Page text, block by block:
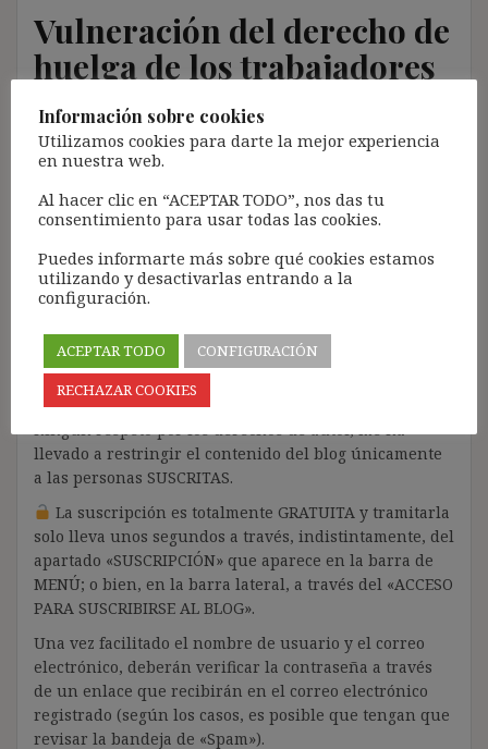
Vulneración del derecho de
huelga de los trabajadores
de la contratista por la
empresa principal
(Telefónica)
3 mayo, 2018 ibdehere Comentarios Jurisprudencia
Nota:
El propósito de este blog es compartir contenido de
La proliferación de empresas que utilizan la
Inteligencia Artificial Generativa (IAG) con ánimo de
lucro y que se apropian del contenido de terceros sin
llevado a restringir el contenido del blog únicamente
a las personas SUSCRITAS.
La suscripción es totalmente GRATUITA y tramitarla
solo lleva unos segundos a través, indistintamente, del
apartado «SUSCRIPCIÓN» que aparece en la barra de
MENÚ; o bien, en la barra lateral, a través del «ACCESO
PARA SUSCRIBIRSE AL BLOG».
Una vez facilitado el nombre de usuario y el correo
electrónico, deberán verificar la contraseña a través
de un enlace que recibirán en el correo electrónico
registrado (según los casos, es posible que tengan que
revisar la bandeja de «Spam»).
Información sobre cookies
Utilizamos cookies para darte la mejor experiencia
en nuestra web.
Al hacer clic en “ACEPTAR TODO”, nos das tu
consentimiento para usar todas las cookies.
Puedes informarte más sobre qué cookies estamos
utilizando y desactivarlas entrando a la
configuración.
ACEPTAR TODO
CONFIGURACIÓN
RECHAZAR COOKIES